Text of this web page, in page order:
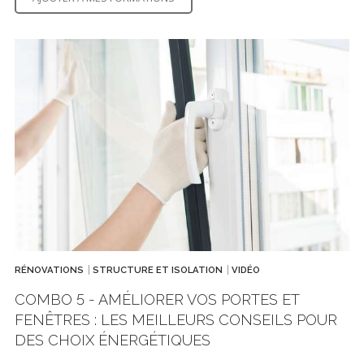
RÉNOVATIONS STRUCTURE ET ISOLATION VIDÉO
COMBO 5 - AMÉLIORER VOS PORTES ET
FENÊTRES : LES MEILLEURS CONSEILS POUR
DES CHOIX ÉNERGÉTIQUES